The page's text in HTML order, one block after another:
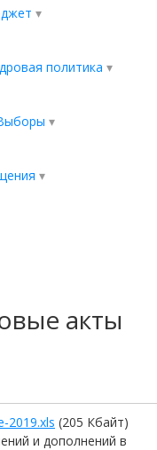
политика
акты
2019.xls (205 Кбайт)
и дополнений в